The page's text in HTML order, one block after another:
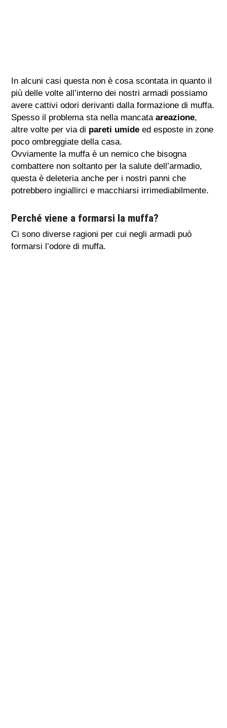
In alcuni casi questa non è cosa scontata in quanto il
più delle volte all’interno dei nostri armadi possiamo
avere cattivi odori derivanti dalla formazione di muffa.
Spesso il problema sta nella mancataareazione,
altre volte per via di pareti umide ed esposte in zone
poco ombreggiate della casa.
Ovviamente la muffa è un nemico che bisogna
combattere non soltanto per la salute dell’armadio,
questa è deleteria anche per i nostri panni che
potrebbero ingiallirci e macchiarsi irrimediabilmente.
Perché viene a formarsi la muffa?
Ci sono diverse ragioni per cui negli armadi può
formarsi l’odore di muffa.